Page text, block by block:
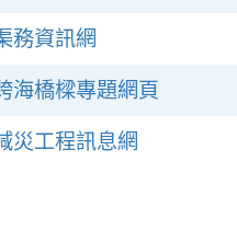
務資訊網
海橋樑專題網頁
災工程訊息網